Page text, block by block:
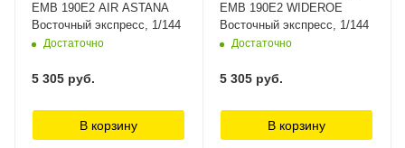
EMB 190E2 AIR ASTANA
Восточный экспресс, 1/144
Достаточно
5 305 руб.
В корзину
EMB 190E2 WIDEROE
Восточный экспресс, 1/144
Достаточно
5 305 руб.
В корзину